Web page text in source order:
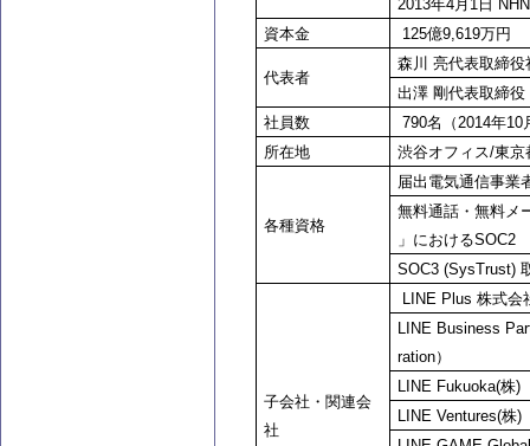
2013年4月1日
資本金
125億9,619万円
代表者
森川 亮代表取締
出澤 剛代表取締
社員数
790名（2014年10
所在地
渋谷オフィス/東
各種資格
届出電気通信事業
無料通話・無料メ
」におけるSOC2
SOC3 (SysTrust)
子会社・関連会
社
LINE Plus株式会
LINE Business
ration）
LINE Fukuoka(株)
LINE Ventures(株)